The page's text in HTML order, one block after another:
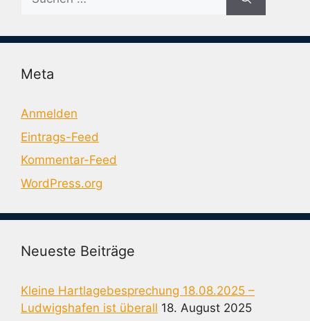
nach:
Meta
Anmelden
Eintrags-Feed
Kommentar-Feed
WordPress.org
Neueste Beiträge
Kleine Hartlagebesprechung 18.08.2025 –
Ludwigshafen ist überall 18. August 2025